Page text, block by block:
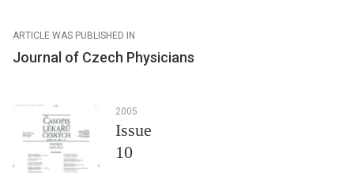
ARTICLE WAS PUBLISHED IN
Journal of Czech Physicians
2005
Issue
10